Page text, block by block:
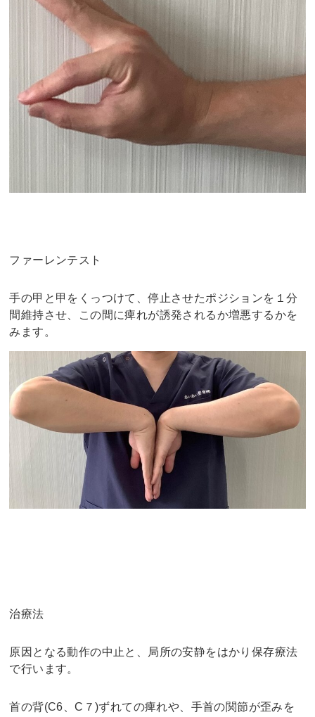
ファーレンテスト
手の甲と甲をくっつけて、停止させたポジションを１分
間維持させ、この間に痺れが誘発されるか増悪するかを
みます。
治療法
原因となる動作の中止と、局所の安静をはかり保存療法
で行います。
首の背(C6、C７)ずれての痺れや、手首の関節が歪みを